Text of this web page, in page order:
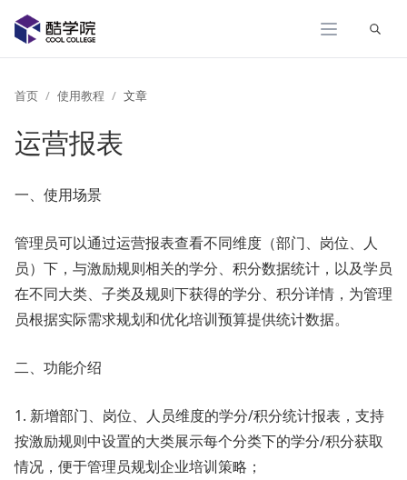
展开
首页 使用教程 文章
运营报表
一、使用场景
管理员可以通过运营报表查看不同维度（部门、岗位、人
员）下，与激励规则相关的学分、积分数据统计，以及学员
在不同大类、子类及规则下获得的学分、积分详情，为管理
员根据实际需求规划和优化培训预算提供统计数据。
二、功能介绍
1. 新增部门、岗位、人员维度的学分/积分统计报表，支持
按激励规则中设置的大类展示每个分类下的学分/积分获取
情况，便于管理员规划企业培训策略；